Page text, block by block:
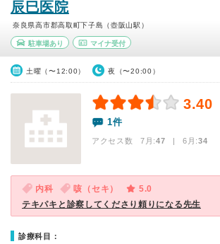
辰巳医院
奈良県高市郡高取町下子島（壺阪山駅）
駐車場あり マイナ受付
土曜（〜12:00） 夜（〜20:00）
3.40
1件
アクセス数 7月:47 | 6月:34
内科 咳（セキ）
5.0
テキパキと診察してくださり頼りになる先生
診療科目：